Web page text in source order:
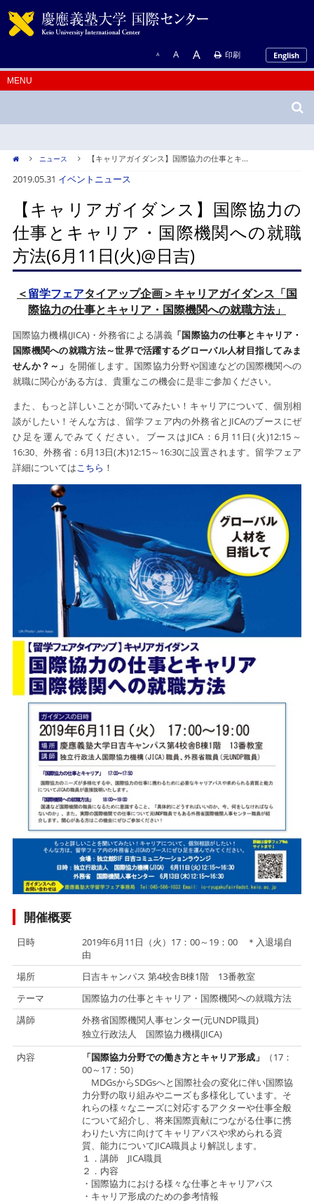
A A A 印刷 English
ニュース 【キャリアガイダンス】国際協力の仕事とキ...
2019.05.31 イベント ニュース
【キャリアガイダンス】国際協力の
仕事とキャリア・国際機関への就職
方法(6月11日(火)@日吉)
＜留学フェアタイアップ企画＞キャリアガイダンス「国
際協力の仕事とキャリア・国際機関への就職方法」
国際協力機構(JICA)・外務省による講義 「国際協力の仕事とキャリア・
国際機関への就職方法～世界で活躍するグローバル人材目指してみま
せんか？～」 を開催します。国際協力分野や国連などの国際機関への
就職に関心がある方は、貴重なこの機会に是非ご参加ください。
また、もっと詳しいことが聞いてみたい！キャリアについて、個別相
談がしたい！そんな方は、留学フェア内の外務省とJICAのブースにぜ
ひ足を運んでみてください。ブースはJICA：6月11日(火)12:15～
16:30、外務省：6月13日(木)12:15～16:30に設置されます。留学フェア
詳細についてはこちら ！
開催概要
日時
2019年6月11日（火）17：00～19：00 ＊入退場自
由
場所
日吉キャンパス 第4校舎B棟1階 13番教室
テーマ
国際協力の仕事とキャリア・国際機関への就職方法
講師
外務省国際機関人事センター(元UNDP職員)
独立行政法人 国際協力機構(JICA)
内容
「国際協力分野での働き方とキャリア形成」
（17：
00～17：50）
MDGsからSDGsへと国際社会の変化に伴い国際協
力分野の取り組みやニーズも多様化しています。そ
れらの様々なニーズに対応するアクターや仕事全般
について紹介し、将来国際貢献につながる仕事に携
わりたい方に向けてキャリアパスや求められる資
質、能力についてJICA職員より解説します。
１．講師 JICA職員
２．内容
・国際協力における様々な仕事とキャリアパス
・キャリア形成のための参考情報